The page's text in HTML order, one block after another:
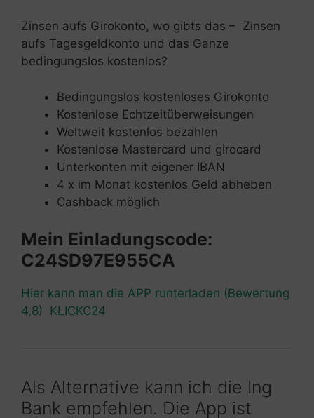
Zinsen aufs Girokonto, wo gibts das – Zinsen
aufs Tagesgeldkonto und das Ganze
bedingungslos kostenlos?
Bedingungslos kostenloses Girokonto
Kostenlose Echtzeitüberweisungen
Weltweit kostenlos bezahlen
Kostenlose Mastercard und girocard
Unterkonten mit eigener IBAN
4 x im Monat kostenlos Geld abheben
Cashback möglich
Mein Einladungscode:
C24SD97E955CA
Hier kann man die APP runterladen (Bewertung
4,8) KLICKC24
Als Alternative kann ich die Ing
Bank empfehlen. Die App ist